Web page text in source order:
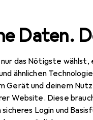
Daten.
nur das Nötigste
ähnlichen
Gerät und deinem
Website. Diese
sicheres Login und